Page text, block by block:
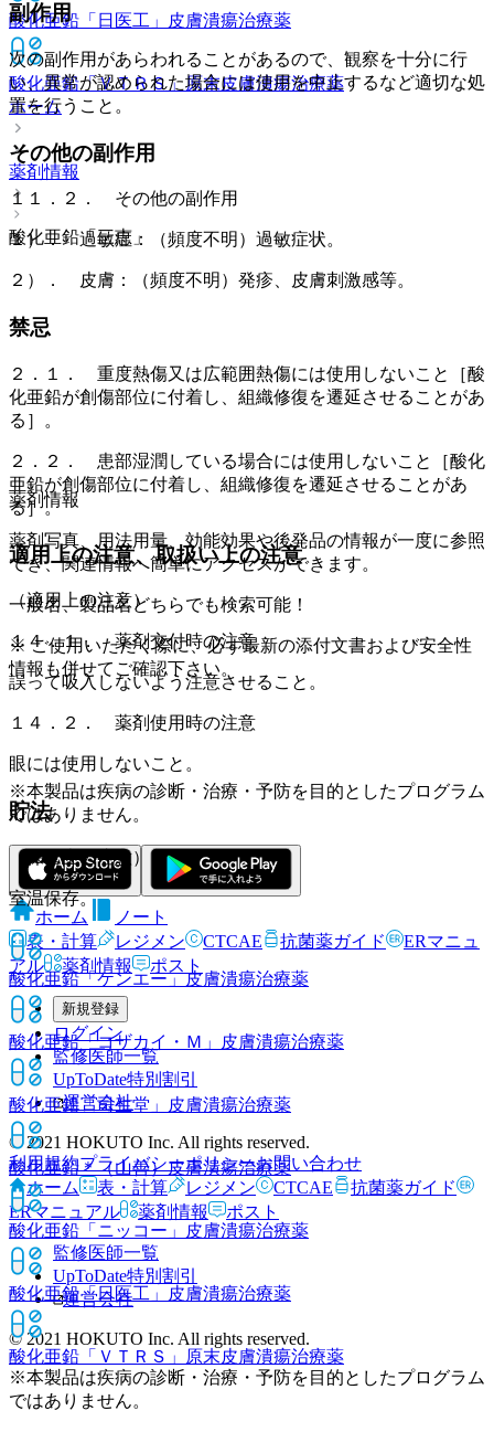
酸化亜鉛「日医工」 皮膚潰瘍治療薬
酸化亜鉛「ＶＴＲＳ」原末皮膚潰瘍治療薬
ホーム
薬剤情報
酸化亜鉛「三恵」
副作用
次の副作用があらわれることがあるので、観察を十分に行
い、異常が認められた場合には使用を中止するなど適切な処
置を行うこと。
その他の副作用
１１．２． その他の副作用
１）． 過敏症：（頻度不明）過敏症状。
２）． 皮膚：（頻度不明）発疹、皮膚刺激感等。
禁忌
２．１． 重度熱傷又は広範囲熱傷には使用しないこと［酸
化亜鉛が創傷部位に付着し、組織修復を遷延させることがあ
る］。
２．２． 患部湿潤している場合には使用しないこと［酸化
亜鉛が創傷部位に付着し、組織修復を遷延させることがあ
る］。
適用上の注意、取扱い上の注意
（適用上の注意）
１４．１． 薬剤交付時の注意
誤って吸入しないよう注意させること。
１４．２． 薬剤使用時の注意
眼には使用しないこと。
貯法
（保管上の注意）
室温保存。
酸化亜鉛「ケンエー」皮膚潰瘍治療薬
酸化亜鉛「コザカイ・Ｍ」 皮膚潰瘍治療薬
酸化亜鉛「司生堂」 皮膚潰瘍治療薬
酸化亜鉛＊（山善）皮膚潰瘍治療薬
酸化亜鉛「ニッコー」 皮膚潰瘍治療薬
酸化亜鉛「日医工」 皮膚潰瘍治療薬
酸化亜鉛「ＶＴＲＳ」原末皮膚潰瘍治療薬
薬剤情報
薬剤写真、用法用量、効能効果や後発品の情報が一度に参照
でき、関連情報へ簡単にアクセスができます。
一般名、製品名どちらでも検索可能！
※ ご使用いただく際に、必ず最新の添付文書および安全性
情報も併せてご確認下さい。
※本製品は疾病の診断・治療・予防を目的としたプログラム
ではありません。
ホーム
ノート
表・計算
レジメン CTCAE 抗菌薬ガイド
ERマニュ
アル
薬剤情報 ポスト
新規登録
ログイン
監修医師一覧
UpToDate特別割引
運営会社
© 2021 HOKUTO Inc. All rights reserved.
利用規約プライバシーポリシーお問い合わせ
ホーム
表・計算 レジメン CTCAE
抗菌薬ガイド
ERマニュアル
薬剤情報 ポスト
監修医師一覧
UpToDate特別割引
運営会社
© 2021 HOKUTO Inc. All rights reserved.
※本製品は疾病の診断・治療・予防を目的としたプログラム
ではありません。